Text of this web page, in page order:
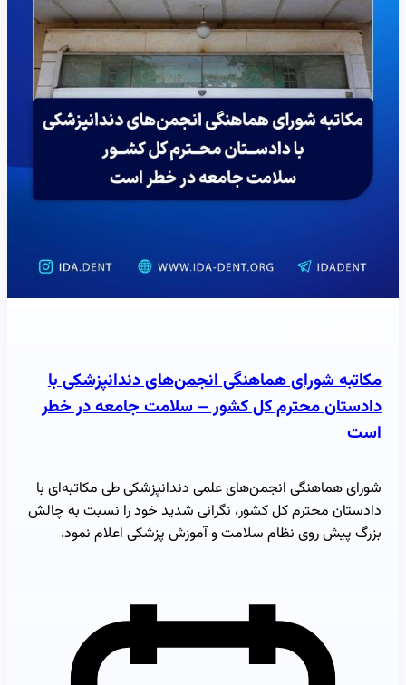
مکاتبه شورای هماهنگی انجمن‌های دندانپزشکی با
دادستان محترم کل کشور – سلامت جامعه در خطر
است
شورای هماهنگی انجمن‌های علمی دندانپزشکی طی مکاتبه‌ای با
دادستان محترم کل کشور، نگرانی شدید خود را نسبت به چالش
بزرگ پیش روی نظام سلامت و آموزش پزشکی اعلام نمود.